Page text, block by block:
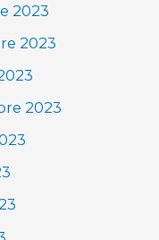
2023
2023
2023